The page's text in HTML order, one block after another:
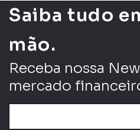
Saiba tudo
mão.
Receba nossa
mercado